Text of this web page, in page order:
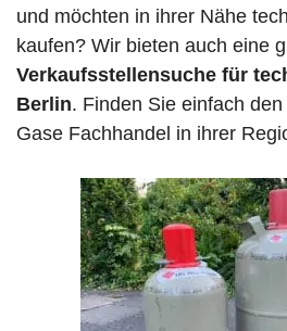
und möchten in ihrer Nähe
kaufen? Wir bieten auch eine
Verkaufsstellensuche für
Berlin. Finden Sie einfach
Gase Fachhandel in ihrer